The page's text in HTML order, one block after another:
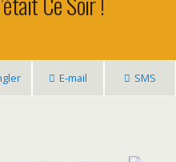
E-mail SMS